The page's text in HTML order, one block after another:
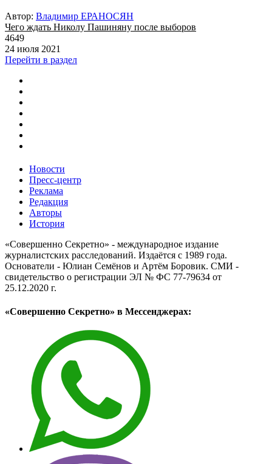
Автор: Владимир ЕРАНОСЯН
Чего ждать Николу Пашиняну после выборов
4649
24 июля 2021
Перейти в раздел
Новости
Пресс-центр
Реклама
Редакция
Авторы
История
«Совершенно Секретно» - международное издание
журналистских расследований. Издаётся с 1989 года.
Основатели - Юлиан Семёнов и Артём Боровик. CМИ -
свидетельство о регистрации ЭЛ № ФС 77-79634 от
25.12.2020 г.
«Совершенно Секретно» в Мессенджерах: